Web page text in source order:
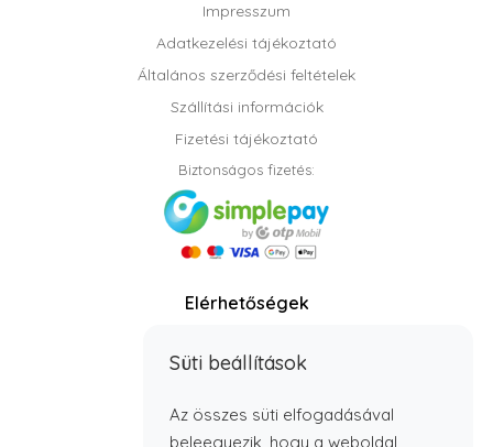
Impresszum
Adatkezelési tájékoztató
Általános szerződési feltételek
Szállítási információk
Fizetési tájékoztató
Biztonságos fizetés:
Elérhetőségek
E-mail:info@timbabutor.hu
Süti beállítások
Az összes süti elfogadásával
beleegyezik, hogy a weboldal